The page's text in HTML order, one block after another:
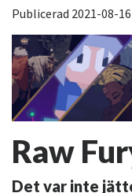
Publicerad 2021-08-
Raw
Det var inte